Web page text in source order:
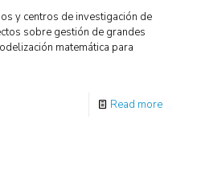
y centros de investigación de
sobre gestión de grandes
matemática para
Read more